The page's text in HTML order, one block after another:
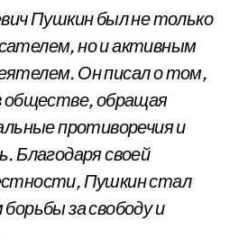
Пушкин был не только
но и активным
Он писал о том,
обществе, обращая
противоречия и
Благодаря своей
Пушкин стал
за свободу и